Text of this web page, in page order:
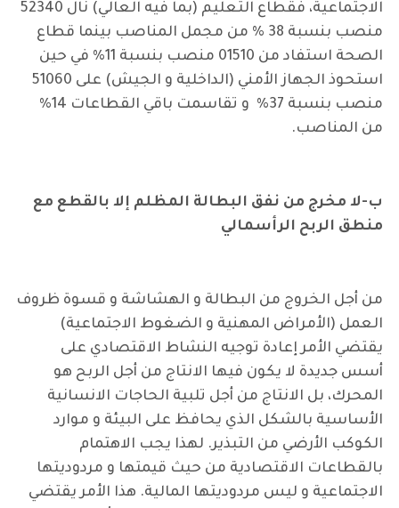
الاجتماعية، فقطاع التعليم (بما فيه العالي) نال 52340
منصب بنسبة 38 % من مجمل المناصب بينما قطاع
الصحة استفاد من 01510 منصب بنسبة 11% في حين
استحوذ الجهاز الأمني (الداخلية و الجيش) على 51060
منصب بنسبة 37% و تقاسمت باقي القطاعات 14%
من المناصب.
ب-لا مخرج من نفق البطالة المظلم إلا بالقطع مع
منطق الربح الرأسمالي
من أجل الخروج من البطالة و الهشاشة و قسوة ظروف
العمل (الأمراض المهنية و الضغوط الاجتماعية)
يقتضي الأمر إعادة توجيه النشاط الاقتصادي على
أسس جديدة لا يكون فيها الانتاج من أجل الربح هو
المحرك، بل الانتاج من أجل تلبية الحاجات الانسانية
الأساسية بالشكل الذي يحافظ على البيئة و موارد
الكوكب الأرضي من التبذير. لهذا يجب الاهتمام
بالقطاعات الاقتصادية من حيث قيمتها و مردوديتها
الاجتماعية و ليس مردوديتها المالية. هذا الأمر يقتضي